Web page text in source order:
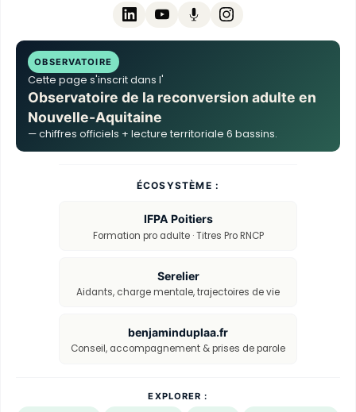
OBSERVATOIRE
Cette page s'inscrit dans l'
Observatoire de la reconversion adulte en
Nouvelle-Aquitaine
— chiffres officiels + lecture territoriale 6 bassins.
ÉCOSYSTÈME :
IFPA Poitiers
Formation pro adulte · Titres Pro RNCP
Serelier
Aidants, charge mentale, trajectoires de vie
benjaminduplaa.fr
Conseil, accompagnement & prises de parole
EXPLORER :